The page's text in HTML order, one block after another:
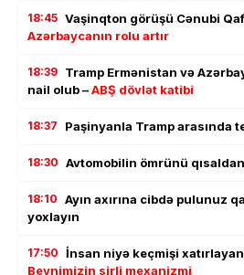
18:45 Vaşinqton görüşü Cənubi
Azərbaycanın rolu artır
18:39 Tramp Ermənistan və
nail olub –ABŞ dövlət katibi
18:37 Paşinyanla Tramp arasında
18:30 Avtomobilin ömrünü
18:10 Ayın axırına cibdə pulunuz
yoxlayın
17:50 İnsan niyə keçmişi
Beynimizin sirli mexanizmi